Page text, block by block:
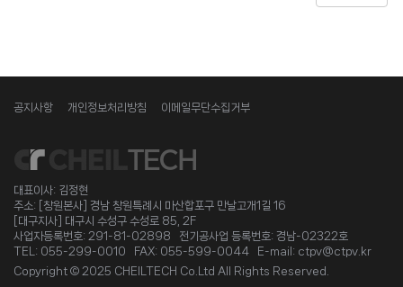
공지사항 개인정보처리방침 이메일무단수집거부
대표이사: 김정현
주소: [창원본사] 경남 창원특례시 마산합포구 만날고개1길 16
[대구지사] 대구시 수성구 수성로 85, 2F
사업자등록번호: 291-81-02898 전기공사업 등록번호: 경남-02322호
TEL: 055-299-0010 FAX: 055-599-0044 E-mail: ctpv@ctpv.kr
Copyright © 2025 CHEILTECH Co.Ltd All Rights Reserved.